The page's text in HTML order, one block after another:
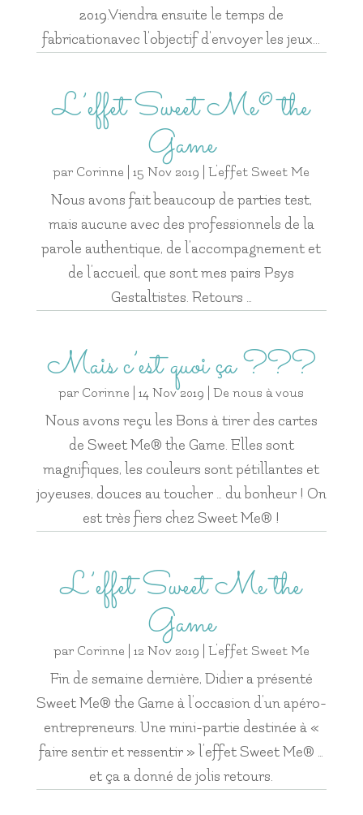
2019.Viendra ensuite le temps de
fabricationavec l'objectif d'envoyer les jeux...
L’effet Sweet Me® the
Game
par Corinne |15 Nov 2019 |L'effet Sweet Me
Nous avons fait beaucoup de parties test,
mais aucune avec des professionnels de la
parole authentique, de l’accompagnement et
de l’accueil, que sont mes pairs Psys
Gestaltistes. Retours …
Mais c’est quoi ça ???
par Corinne |14 Nov 2019 |De nous à vous
Nous avons reçu les Bons à tirer des cartes
de Sweet Me® the Game. Elles sont
magnifiques, les couleurs sont pétillantes et
joyeuses, douces au toucher … du bonheur ! On
est très fiers chez Sweet Me® !
L’effet Sweet Me the
Game
par Corinne| 12 Nov 2019 L'effet Sweet Me
Fin de semaine dernière, Didier a présenté
Sweet Me® the Game à l’occasion d’un apéro-
entrepreneurs. Une mini-partie destinée à «
faire sentir et ressentir » l’effet Sweet Me® …
et ça a donné de jolis retours.